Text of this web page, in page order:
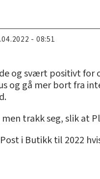
- 08:51
og svært positivt for
og gå mer bort fra
trakk seg, slik at
i Butikk til 2022